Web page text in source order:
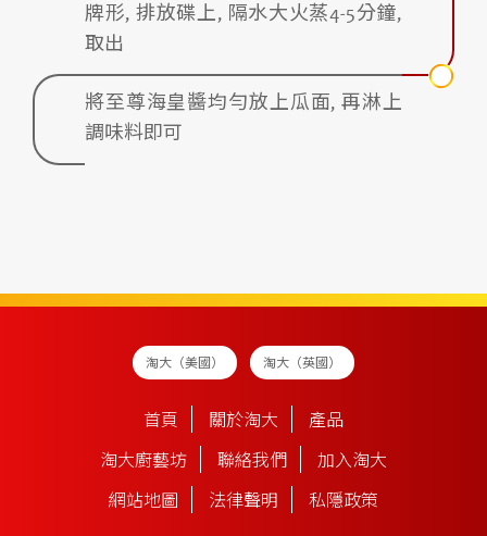
牌形, 排放碟上, 隔水大火蒸4-5分鐘,
取出
將至尊海皇醬均勻放上瓜面, 再淋上
調味料即可
淘大（美國） 淘大（英國）
首頁 關於淘大 產品
淘大廚藝坊 聯絡我們 加入淘大
網站地圖 法律聲明 私隱政策